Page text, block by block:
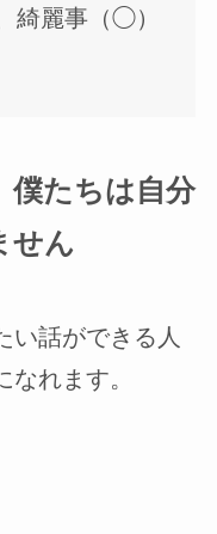
綺麗事（◯）
僕たちは自分
せん
話ができる人
れます。